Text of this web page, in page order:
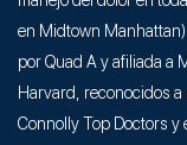
en Midtown
por Quad A y afiliada a
Harvard, reconocidos
Connolly Top Doctors y